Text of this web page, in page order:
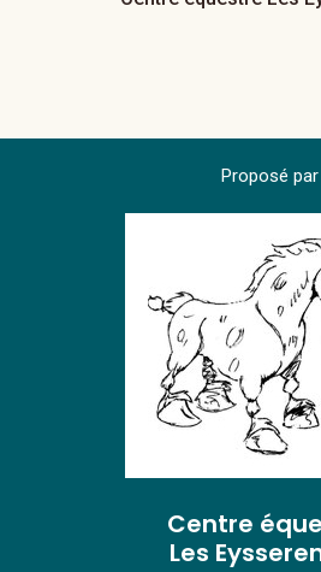
Proposé par
Centre
Les